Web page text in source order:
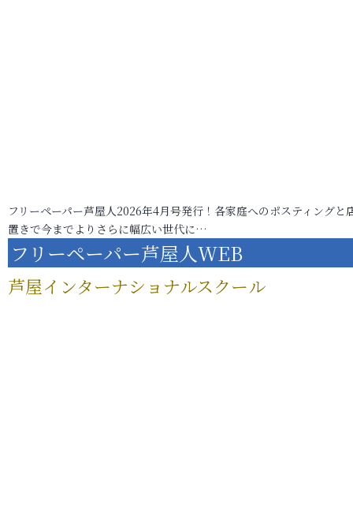
フリーペーパー芦屋人2026年4月号発行！各家庭へのポスティングと
置きで今までよりさらに幅広い世代に…
フリーペーパー芦屋人WEB
芦屋インターナショナルスクール